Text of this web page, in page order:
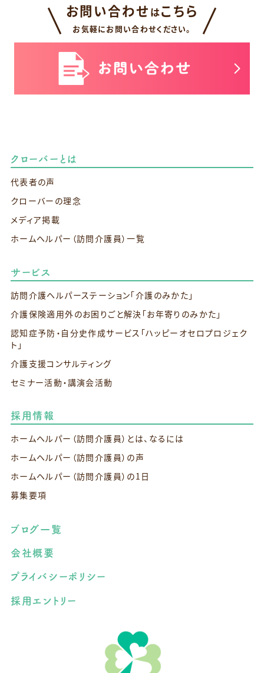
お問い合わせ はこちら
お気軽にお問い合わせください。
クローバーとは
代表者の声
クローバーの理念
メディア掲載
ホームヘルパー（訪問介護員）一覧
サービス
訪問介護ヘルパーステーション「介護のみかた」
介護保険適用外のお困りごと解決 「お年寄りのみかた」
認知症予防・自分史作成サービス 「ハッピーオセロプロジェク
ト」
介護支援コンサルティング
セミナー活動・講演会活動
採用情報
ホームヘルパー（訪問介護員）とは、なるには
ホームヘルパー（訪問介護員）の声
ホームヘルパー（訪問介護員）の1日
募集要項
ブログ一覧
会社概要
プライバシーポリシー
採用エントリー